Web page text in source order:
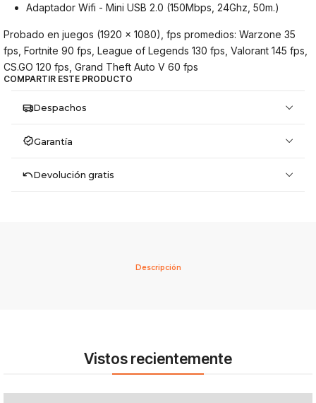
Adaptador Wifi - Mini USB 2.0 (150Mbps, 24Ghz, 50m.)
Probado en juegos (1920 x 1080), fps promedios: Warzone 35
fps, Fortnite 90 fps, League of Legends 130 fps, Valorant 145 fps,
CS.GO 120 fps, Grand Theft Auto V 60 fps
COMPARTIR ESTE PRODUCTO
Despachos
Garantía
Devolución gratis
Descripción
Vistos recientemente